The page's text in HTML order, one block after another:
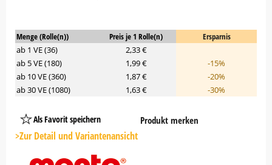
Menge (Rolle(n)) Preis je 1 Rolle(n)
Ersparnis
ab 1 VE (36)
2,33 €
ab 5 VE (180)
1,99 €
-15%
ab 10 VE (360)
1,87 €
-20%
ab 30 VE (1080)
1,63 € -30%
Als Favorit speichern
Platzhalter
Button
Produkt merken
>Zur Detail und Variantenansicht